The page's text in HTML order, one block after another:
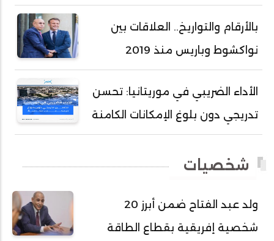
أحمد سالم ولد بده
أحمد سالم ولد بكار
أحمد سيد أحمد أج
أحمد طالب ولد محمد
أحمد عبد الله أحمد مسكه
أحمد محفوظ حسني
أحمد محمد عبدالرحمن أمين
بالأرقام والتواريخ.. العلاقات بين
نواكشوط وباريس منذ 2019
الأداء الضريبي في موريتانيا: تحسن
تدريجي دون بلوغ الإمكانات الكامنة
شخصيات
ولد عبد الفتاح ضمن أبرز 20
شخصية إفريقية بقطاع الطاقة